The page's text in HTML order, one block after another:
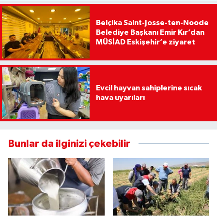
Belçika Saint-Josse-ten-Noode
Belediye Başkanı Emir Kır’dan
MÜSİAD Eskişehir’e ziyaret
Evcil hayvan sahiplerine sıcak
hava uyarıları
Bunlar da ilginizi çekebilir